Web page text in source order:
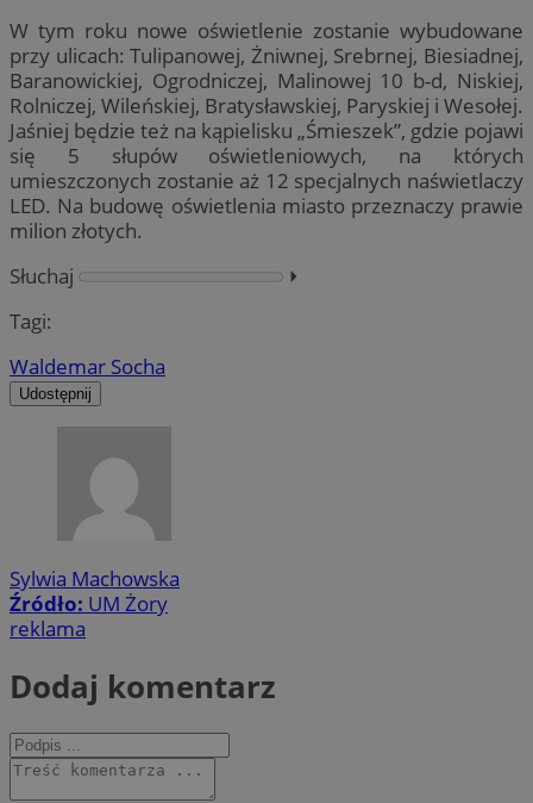
W tym roku nowe oświetlenie zostanie wybudowane
przy ulicach: Tulipanowej, Żniwnej, Srebrnej, Biesiadnej,
Baranowickiej, Ogrodniczej, Malinowej 10 b-d, Niskiej,
Rolniczej, Wileńskiej, Bratysławskiej, Paryskiej i Wesołej.
Jaśniej będzie też na kąpielisku „Śmieszek”, gdzie pojawi
się 5 słupów oświetleniowych, na których
umieszczonych zostanie aż 12 specjalnych naświetlaczy
LED. Na budowę oświetlenia miasto przeznaczy prawie
milion złotych.
Słuchaj
⏵︎
Tagi:
Waldemar Socha
Udostępnij
Sylwia Machowska
Źródło: UM Żory
reklama
Dodaj komentarz